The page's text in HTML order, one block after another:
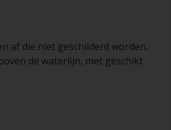
af die niet geschilderd worden,
de waterlijn, met geschikt